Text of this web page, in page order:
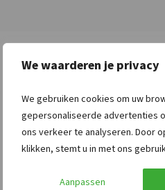
We waarderen je privacy
We gebruiken cookies om uw
gepersonaliseerde advertenties
ons verkeer te analyseren. Door
klikken, stemt u in met ons
Aanpassen
Sanitair
Douches
Toiletten
Badkamers : 3